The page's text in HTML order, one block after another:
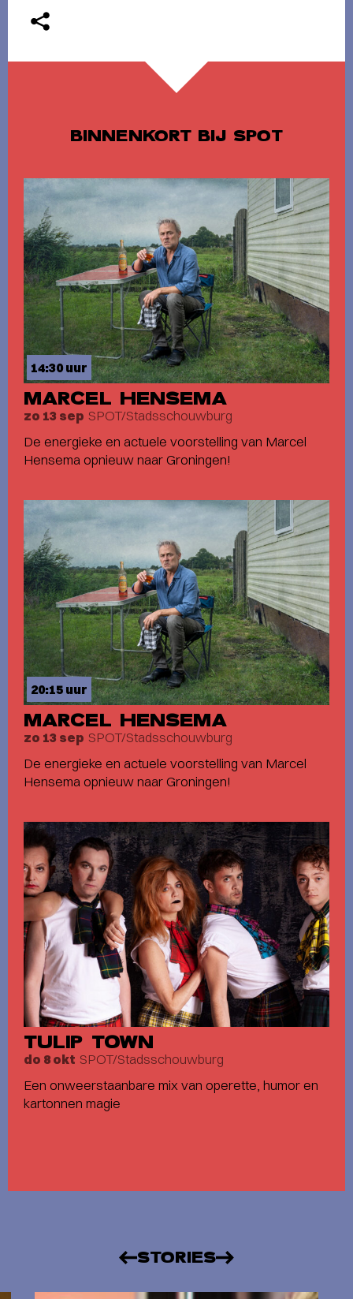
BINNENKORT BIJ SPOT
14:30 uur
MARCEL HENSEMA
zo 13 sep SPOT/Stadsschouwburg
De energieke en actuele voorstelling van Marcel
Hensema opnieuw naar Groningen!
20:15 uur
MARCEL HENSEMA
zo 13 sep SPOT/Stadsschouwburg
De energieke en actuele voorstelling van Marcel
Hensema opnieuw naar Groningen!
TULIP TOWN
do 8 okt SPOT/Stadsschouwburg
Een onweerstaanbare mix van operette, humor en
kartonnen magie
STORIES